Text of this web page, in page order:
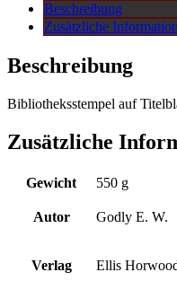
Beschreibung
Zusätzliche
Beschreibung
Bibliotheksstempel auf
Zusätzliche
Gewicht 550 g
Autor Godly E. W.
Verlag Ellis